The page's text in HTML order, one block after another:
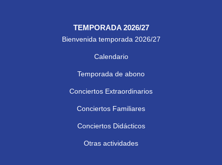
TEMPORADA 2026/27
Bienvenida temporada 2026/27
Calendario
Temporada de abono
Conciertos Extraordinarios
Conciertos Familiares
Conciertos Didácticos
Otras actividades